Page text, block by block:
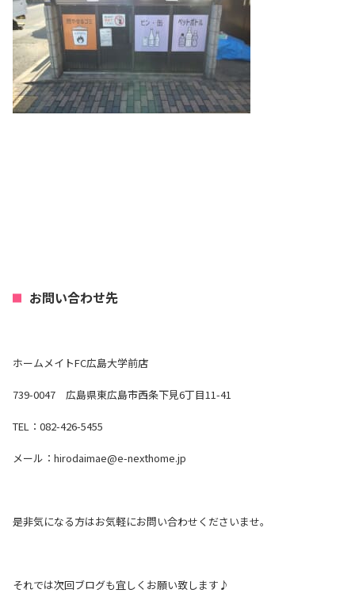
お問い合わせ先
ホームメイトFC広島大学前店
739-0047 広島県東広島市西条下見6丁目11-41
TEL：082-426-5455
メール：hirodaimae@e-nexthome.jp
是非気になる方はお気軽にお問い合わせくださいませ。
それでは次回ブログも宜しくお願い致します♪